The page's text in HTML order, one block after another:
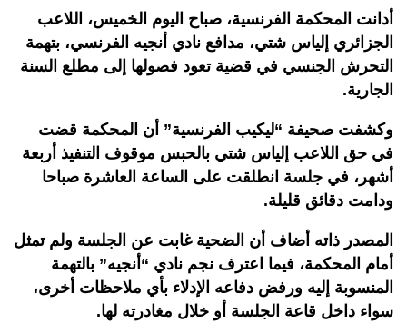
أدانت المحكمة الفرنسية، صباح اليوم الخميس، اللاعب
الجزائري إلياس شتي، مدافع نادي أنجيه الفرنسي، بتهمة
التحرش الجنسي في قضية تعود فصولها إلى مطلع السنة
الجارية.
وكشفت صحيفة “ليكيب الفرنسية” أن المحكمة قضت
في حق اللاعب إلياس شتي بالحبس موقوف التنفيذ أربعة
أشهر، في جلسة انطلقت على الساعة العاشرة صباحا
ودامت دقائق قليلة.
المصدر ذاته أضاف أن الضحية غابت عن الجلسة ولم تمثل
أمام المحكمة، فيما اعترف نجم نادي “أنجيه” بالتهمة
المنسوبة إليه ورفض دفاعه الإدلاء بأي ملاحظات أخرى،
سواء داخل قاعة الجلسة أو خلال مغادرته لها.